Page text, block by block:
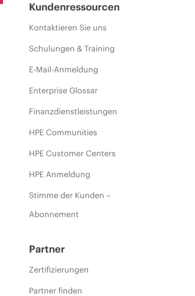
Kundenressourcen
Kontaktieren Sie uns
Schulungen & Training
E-Mail-Anmeldung
Enterprise Glossar
Finanzdienstleistungen
HPE Communities
HPE Customer Centers
HPE Anmeldung
Stimme der Kunden –
Abonnement
Partner
Zertifizierungen
Partner finden